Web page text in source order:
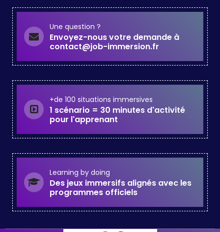
Une question ?
Envoyez-nous votre demande à
contact@job-immersion.fr
+de 100 situations immersives
1 scénario = 30 minutes d'activité
pour l'apprenant
Learning by doing
Des jeux immersifs alignés avec les
programmes officiels